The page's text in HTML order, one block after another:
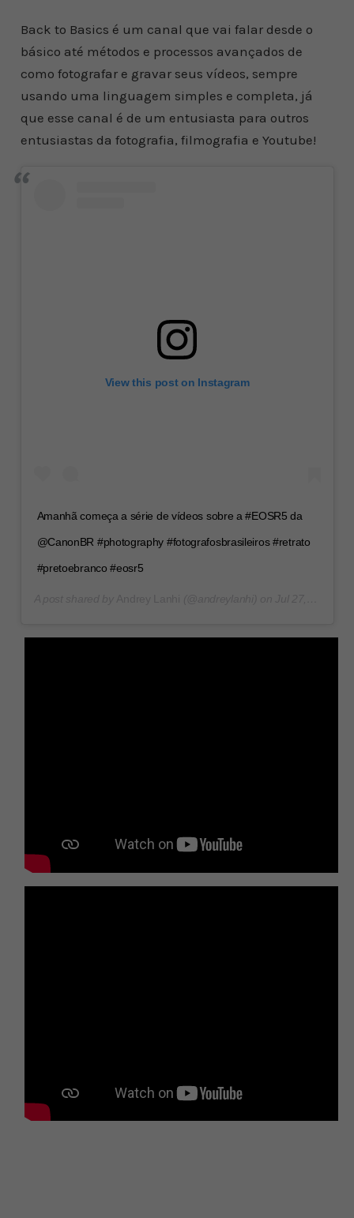
Back to Basics é um canal que vai falar desde o
básico até métodos e processos avançados de
como fotografar e gravar seus vídeos, sempre
usando uma linguagem simples e completa, já
que esse canal é de um entusiasta para outros
entusiastas da fotografia, filmografia e Youtube!
View this post on Instagram
Amanhã começa a série de vídeos sobre a #EOSR5 da
@CanonBR #photography #fotografosbrasileiros #retrato
#pretoebranco #eosr5